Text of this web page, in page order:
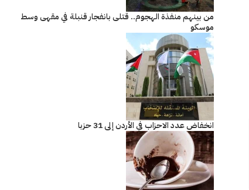
من بينهم منفذة الهجوم.. قتلى بانفجار قنبلة في مقهى وسط
موسكو
انخفاض عدد الاحزاب في الأردن إلى 31 حزبا